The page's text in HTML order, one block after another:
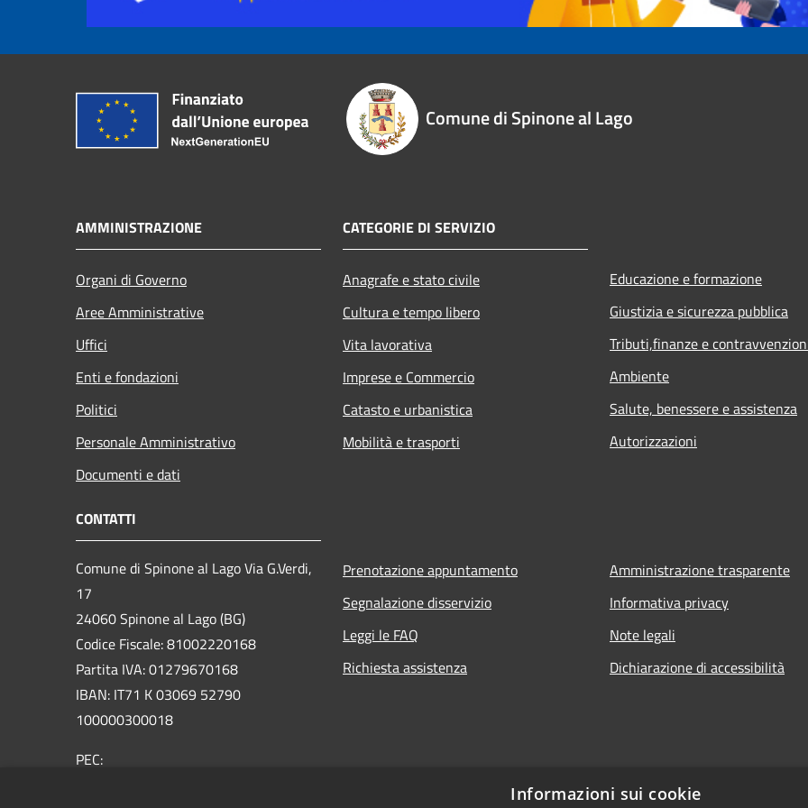
Comune di Spinone al Lago
AMMINISTRAZIONE
Organi di Governo
Aree Amministrative
Uffici
Enti e fondazioni
Politici
Personale Amministrativo
Documenti e dati
CATEGORIE DI SERVIZIO
Anagrafe e stato civile
Cultura e tempo libero
Vita lavorativa
Imprese e Commercio
Catasto e urbanistica
Mobilità e trasporti
Educazione e formazione
Giustizia e sicurezza pubblica
Tributi,finanze e
Ambiente
Salute, benessere e assistenza
Autorizzazioni
CONTATTI
Comune di Spinone al Lago Via G.Verdi,
17
24060 Spinone al Lago (BG)
Codice Fiscale: 81002220168
Partita IVA: 01279670168
IBAN: IT71 K 03069 52790
100000300018
PEC:
Prenotazione appuntamento
Segnalazione disservizio
Leggi le FAQ
Richiesta assistenza
Amministrazione trasparente
Informativa privacy
Note legali
Dichiarazione di accessibilità
Informazioni sui cookie